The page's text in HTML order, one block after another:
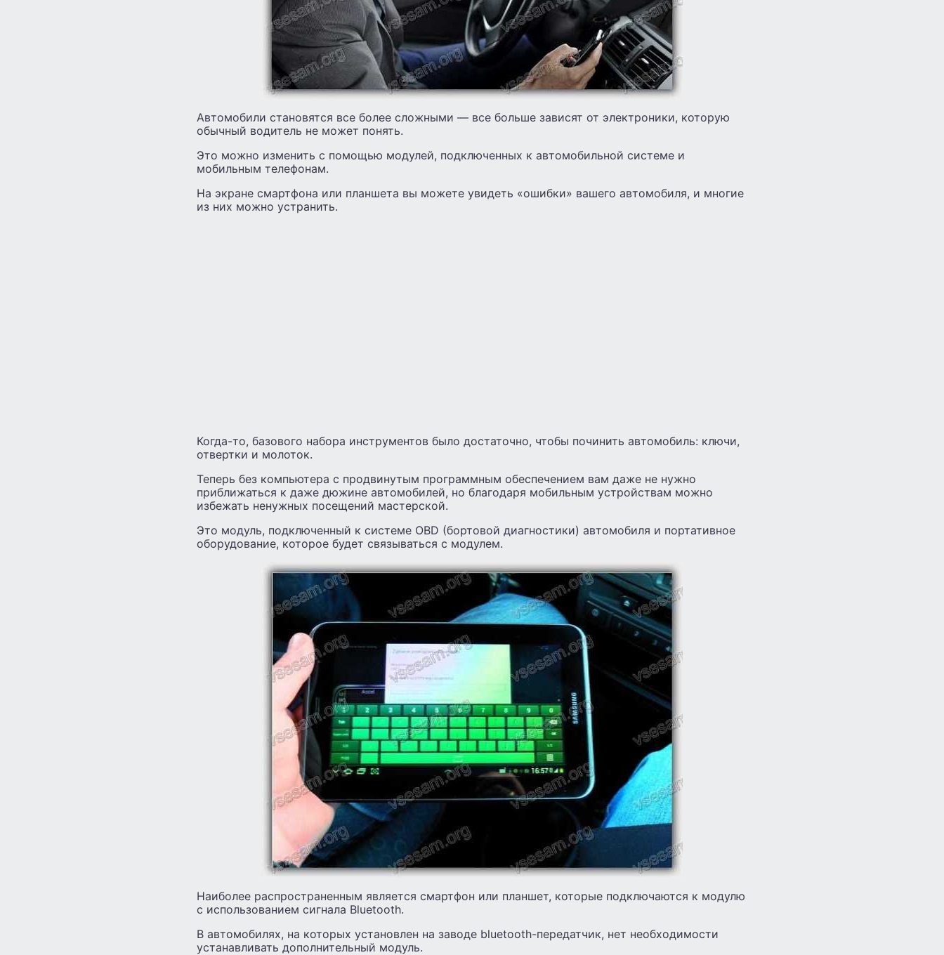
Автомобили становятся все более сложными — все больше зависят от электроники, которую
обычный водитель не может понять.
Это можно изменить с помощью модулей, подключенных к автомобильной системе и
мобильным телефонам.
На экране смартфона или планшета вы можете увидеть «ошибки» вашего автомобиля, и многие
из них можно устранить.
Когда-то, базового набора инструментов было достаточно, чтобы починить автомобиль: ключи,
отвертки и молоток.
Теперь без компьютера с продвинутым программным обеспечением вам даже не нужно
приближаться к даже дюжине автомобилей, но благодаря мобильным устройствам можно
избежать ненужных посещений мастерской.
Это модуль, подключенный к системе OBD (бортовой диагностики) автомобиля и портативное
оборудование, которое будет связываться с модулем.
Наиболее распространенным является смартфон или планшет, которые подключаются к модулю
с использованием сигнала Bluetooth.
В автомобилях, на которых установлен на заводе bluetooth-передатчик, нет необходимости
устанавливать дополнительный модуль.